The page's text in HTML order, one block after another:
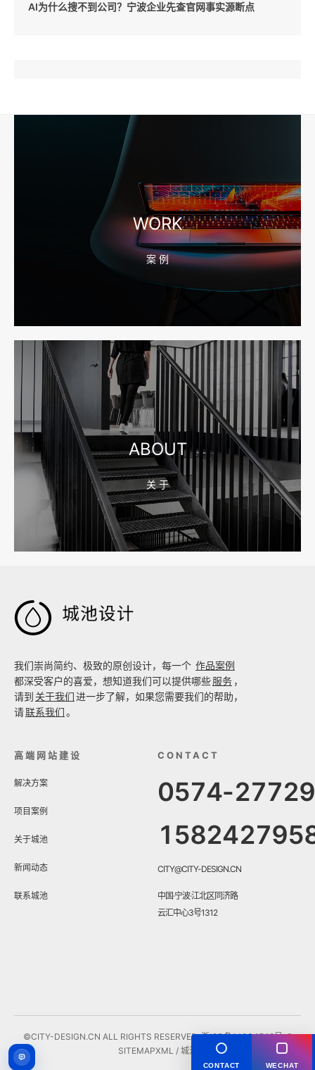
AI为什么搜不到公司？宁波企业先查官网事实源断点
宁波高端网站建设公司推荐，移动端验收别放到最后
宁波网站建设报价怎么看？合同、源码和后台要先写清
2026-08-04 17:55:09
宁波制造业网站建设公司怎么选？先看产品询盘字段
2026-08-02 17:58:44
工厂短视频拍摄后，怎样放进官网帮助客户判断实力
WORK
案 例
ABOUT
关 于

我们崇尚简约、极致的原创设计，每一个 作品案例
都深受客户的喜爱，想知道我们可以提供哪些服务 ，
请到 关于我们进一步了解，如果您需要我们的帮助，
请联系我们。
高端网站建设
解决方案
项目案例
关于城池
新闻动态
联系城池
CONTACT
0574-
CITY@CITY-DESIGN.CN
中国·宁波·江北区同济路
云汇中心3号1312
©CITY-DESIGN.CN ALL RIGHTS RESERVED.浙ICP备14034548号-3
SITEMAPXML / 城池